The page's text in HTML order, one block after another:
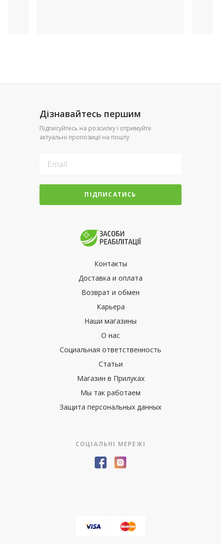
Дізнавайтесь першим
Підписуйтесь на розсилку і отримуйте
актуальні пропозиції на пошту
ПІДПИСАТИСЬ
Контакты
Доставка и оплата
Возврат и обмен
Карьера
Наши магазины
О нас
Социальная ответственность
Статьи
Магазин в Прилуках
Мы так работаем
Защита персональных данных
СОЦІАЛЬНІ МЕРЕЖІ